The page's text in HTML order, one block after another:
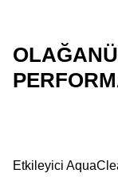
Etkileyici